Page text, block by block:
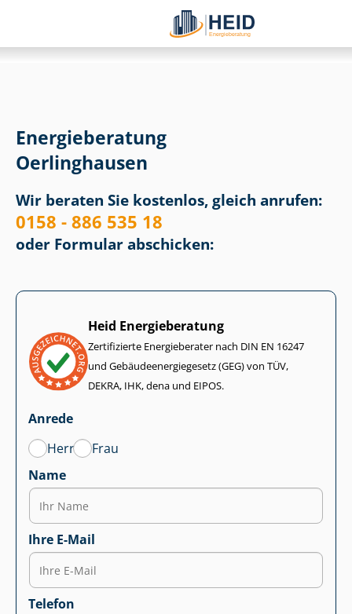
Energieberatung
Oerlinghausen
Wir beraten Sie kostenlos, gleich anrufen:
0158 - 886 535 18
oder Formular abschicken:
Heid Energieberatung
Zertifizierte Energieberater nach DIN EN 16247
und Ge­bäu­de­en­er­gie­ge­setz (GEG) von TÜV,
DEKRA, IHK, dena und EIPOS.
Anrede
Herr
Frau
Name
Ihre E-Mail
Telefon